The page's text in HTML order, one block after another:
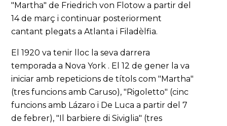
"Martha" de Friedrich von Flotow a partir del
14 de març i continuar posteriorment
cantant plegats a Atlanta i Filadèlfia.
El 1920 va tenir lloc la seva darrera
temporada a Nova York . El 12 de gener la va
iniciar amb repeticions de títols com "Martha"
(tres funcions amb Caruso), "Rigoletto" (cinc
funcions amb Lázaro i De Luca a partir del 7
de febrer), "Il barbiere di Siviglia" (tres